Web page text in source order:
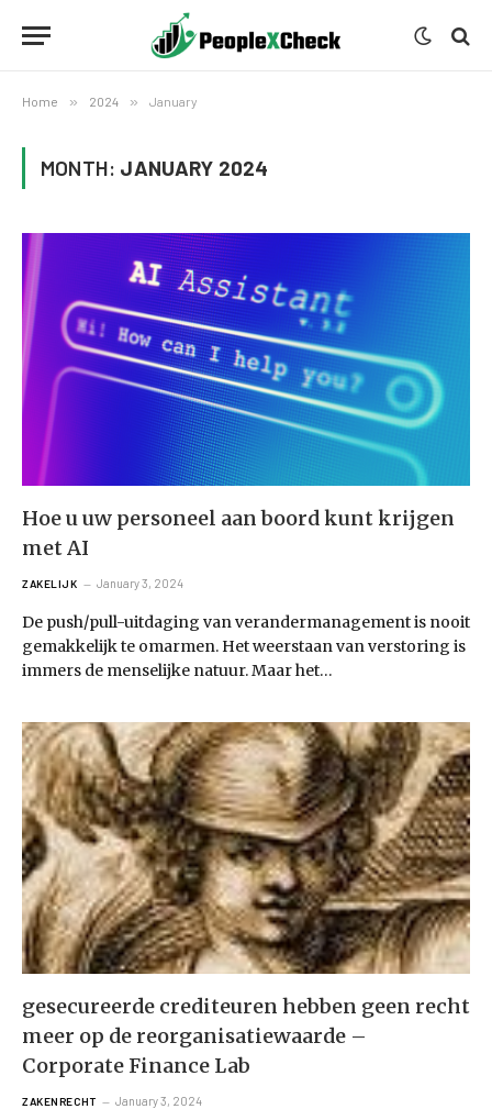
Home » 2024 » January
MONTH: JANUARY 2024
Hoe u uw personeel aan boord kunt krijgen
met AI
ZAKELIJK January 3, 2024
De push/pull-uitdaging van verandermanagement is nooit
gemakkelijk te omarmen. Het weerstaan ​​van verstoring is
immers de menselijke natuur. Maar het…
gesecureerde crediteuren hebben geen recht
meer op de reorganisatiewaarde –
Corporate Finance Lab
ZAKENRECHT January 3, 2024